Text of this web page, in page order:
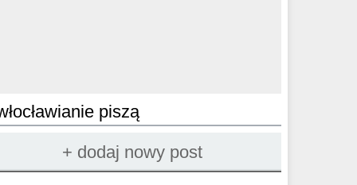
piszą